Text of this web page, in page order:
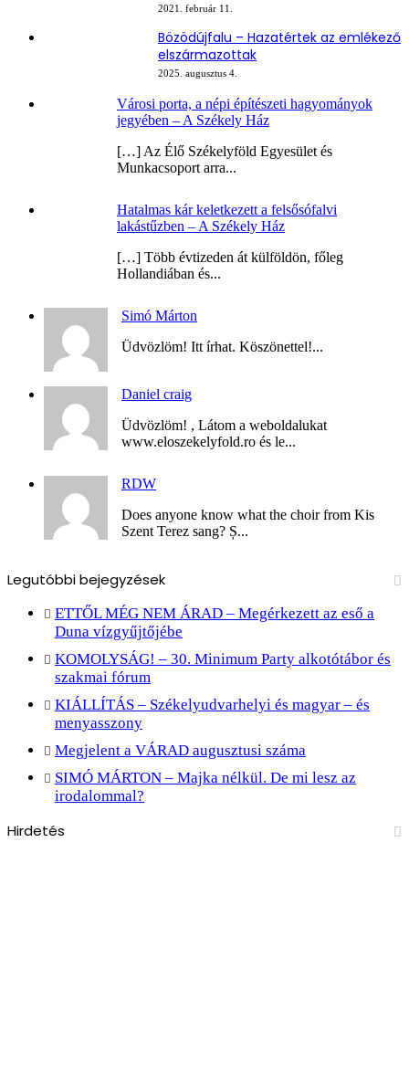
2021. február 11.
Bözödújfalu – Hazatértek az emlékező
elszármazottak
2025. augusztus 4.
Városi porta, a népi építészeti hagyományok
jegyében – A Székely Ház
[…] Az Élő Székelyföld Egyesület és
Munkacsoport arra...
Hatalmas kár keletkezett a felsősófalvi
lakástűzben – A Székely Ház
[…] Több évtizeden át külföldön, főleg
Hollandiában és...
Simó Márton
Üdvözlöm! Itt írhat. Köszönettel!...
Daniel craig
Üdvözlöm! , Látom a weboldalukat
www.eloszekelyfold.ro és le...
RDW
Does anyone know what the choir from Kis
Szent Terez sang? Ș...
Legutóbbi bejegyzések
ETTŐL MÉG NEM ÁRAD – Megérkezett az eső a
Duna vízgyűjtőjébe
KOMOLYSÁG! – 30. Minimum Party alkotótábor és
szakmai fórum
KIÁLLÍTÁS – Székelyudvarhelyi és magyar – és
menyasszony
Megjelent a VÁRAD augusztusi száma
SIMÓ MÁRTON – Majka nélkül. De mi lesz az
irodalommal?
Hirdetés